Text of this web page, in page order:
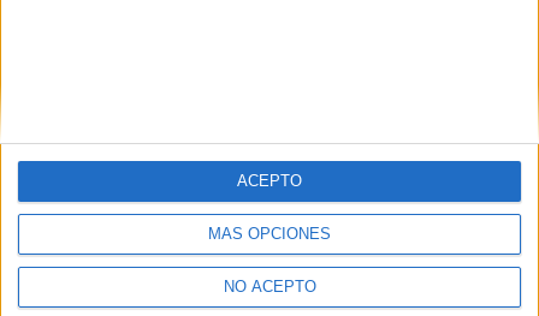
MÁS OPCIONES
NO ACEPTO
ACEPTO
Y como regalo de agradecimiento, por registrarte te daremos
gratis una copia de nuestro ebook con 100 consejos para tu
primer año de universidad